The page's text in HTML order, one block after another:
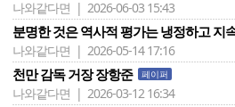
나와같다면 | 2026-06-03 15:43
분명한 것은 역사적 평가는 냉정하고 지
나와같다면 | 2026-05-14 17:16
천만 감독 거장 장항준 페이퍼
나와같다면 | 2026-03-12 16:34